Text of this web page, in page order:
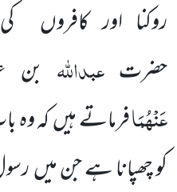
روکنا اور کافروں
حضرت عبداللہ بن
عَنْہُمَافرماتے ہیں کہ
کو چھپانا ہے جن میں